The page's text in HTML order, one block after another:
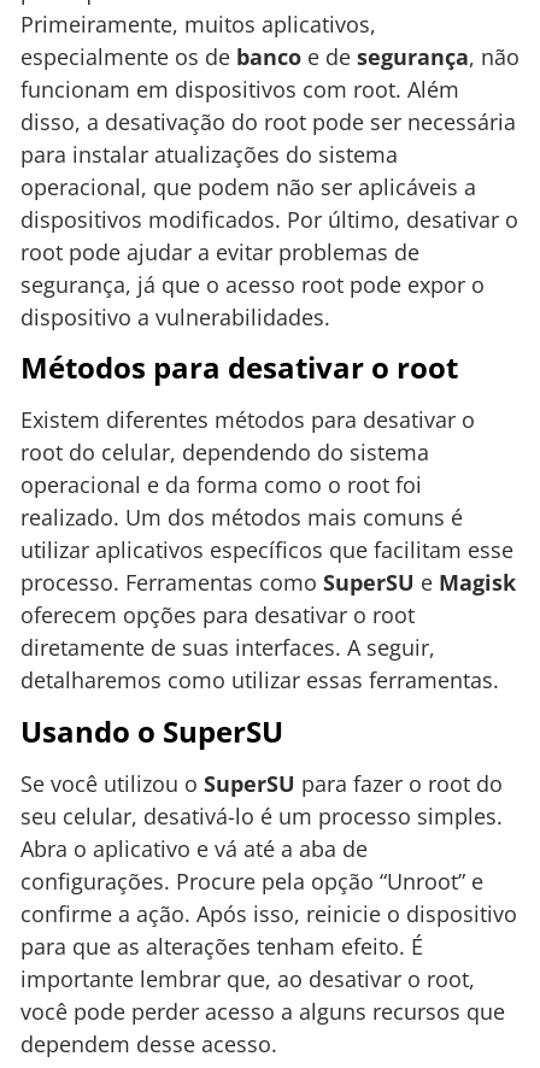
Primeiramente, muitos aplicativos,
especialmente os de banco e de segurança, não
funcionam em dispositivos com root. Além
disso, a desativação do root pode ser necessária
para instalar atualizações do sistema
operacional, que podem não ser aplicáveis a
dispositivos modificados. Por último, desativar o
root pode ajudar a evitar problemas de
segurança, já que o acesso root pode expor o
dispositivo a vulnerabilidades.
Métodos para desativar o root
Existem diferentes métodos para desativar o
root do celular, dependendo do sistema
operacional e da forma como o root foi
realizado. Um dos métodos mais comuns é
utilizar aplicativos específicos que facilitam esse
processo. Ferramentas como SuperSU e Magisk
oferecem opções para desativar o root
diretamente de suas interfaces. A seguir,
detalharemos como utilizar essas ferramentas.
Usando o SuperSU
Se você utilizou o SuperSU para fazer o root do
seu celular, desativá-lo é um processo simples.
Abra o aplicativo e vá até a aba de
configurações. Procure pela opção “Unroot” e
confirme a ação. Após isso, reinicie o dispositivo
para que as alterações tenham efeito. É
importante lembrar que, ao desativar o root,
você pode perder acesso a alguns recursos que
dependem desse acesso.